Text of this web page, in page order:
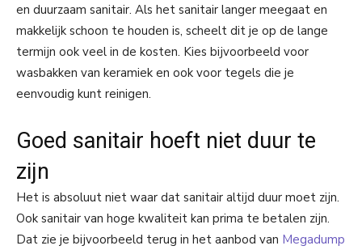
en duurzaam sanitair. Als het sanitair langer meegaat en
makkelijk schoon te houden is, scheelt dit je op de lange
termijn ook veel in de kosten. Kies bijvoorbeeld voor
wasbakken van keramiek en ook voor tegels die je
eenvoudig kunt reinigen.
Goed sanitair hoeft niet duur te
zijn
Het is absoluut niet waar dat sanitair altijd duur moet zijn.
Ook sanitair van hoge kwaliteit kan prima te betalen zijn.
Dat zie je bijvoorbeeld terug in het aanbod van Megadump